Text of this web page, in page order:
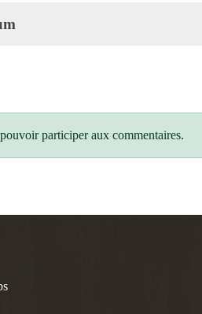
participer aux commentaires.